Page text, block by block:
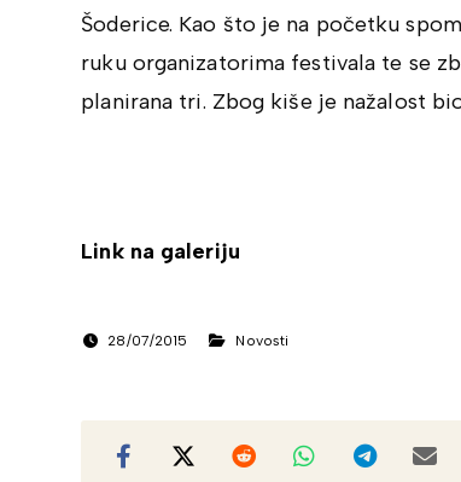
Šoderice. Kao što je na početku
ruku organizatorima festivala te se
planirana tri. Zbog kiše je nažalost
Link na galeriju
28/07/2015 Novosti